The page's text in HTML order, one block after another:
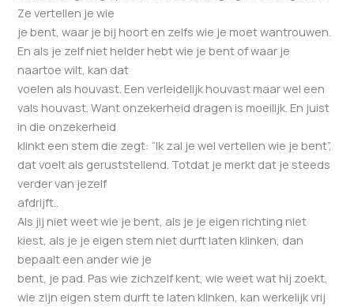
Ze vertellen je wie
je bent, waar je bij hoort en zelfs wie je moet wantrouwen.
En als je zelf niet helder hebt wie je bent of waar je
naartoe wilt, kan dat
voelen als houvast. Een verleidelijk houvast maar wel een
vals houvast. Want onzekerheid dragen is moeilijk. En juist
in die onzekerheid
klinkt een stem die zegt: “Ik zal je wel vertellen wie je bent”,
dat voelt als geruststellend. Totdat je merkt dat je steeds
verder van jezelf
afdrijft..
Als jij niet weet wie je bent, als je je eigen richting niet
kiest, als je je eigen stem niet durft laten klinken, dan
bepaalt een ander wie je
bent, je pad. Pas wie zichzelf kent, wie weet wat hij zoekt,
wie zijn eigen stem durft te laten klinken, kan werkelijk vrij